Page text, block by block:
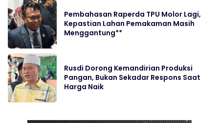
Pembahasan Raperda TPU Molor Lagi,
Kepastian Lahan Pemakaman Masih
Menggantung**
Rusdi Dorong Kemandirian Produksi
Pangan, Bukan Sekadar Respons Saat
Harga Naik